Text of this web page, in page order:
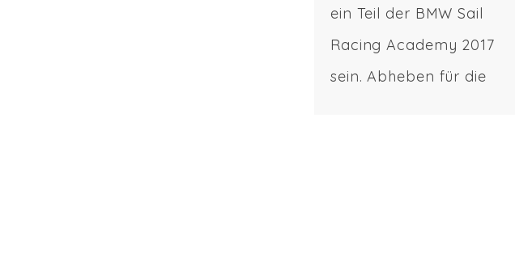
ein Teil der BMW Sail
Racing Academy 2017
sein. Abheben für die